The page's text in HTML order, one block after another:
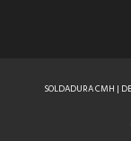
SOLDADURA CMH |